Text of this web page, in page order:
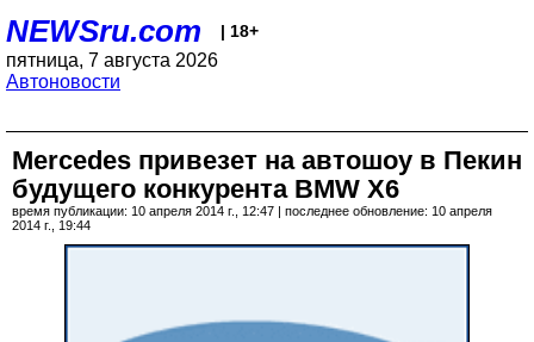
NEWSru.com | 18+
пятница, 7 августа 2026
Автоновости
Mercedes привезет на автошоу в Пекин
будущего конкурента BMW X6
время публикации: 10 апреля 2014 г., 12:47 | последнее обновление: 10 апреля
2014 г., 19:44